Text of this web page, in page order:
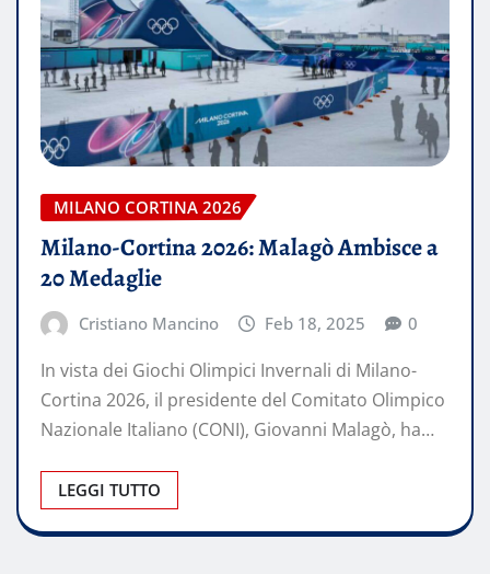
MILANO CORTINA 2026
Milano-Cortina 2026: Malagò Ambisce a
20 Medaglie
Cristiano Mancino Feb 18, 2025 0
In vista dei Giochi Olimpici Invernali di Milano-
Cortina 2026, il presidente del Comitato Olimpico
Nazionale Italiano (CONI), Giovanni Malagò, ha…
LEGGI TUTTO